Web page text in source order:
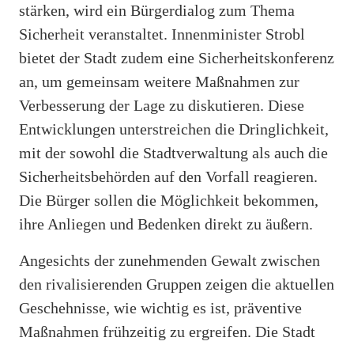
stärken, wird ein Bürgerdialog zum Thema
Sicherheit veranstaltet. Innenminister Strobl
bietet der Stadt zudem eine Sicherheitskonferenz
an, um gemeinsam weitere Maßnahmen zur
Verbesserung der Lage zu diskutieren. Diese
Entwicklungen unterstreichen die Dringlichkeit,
mit der sowohl die Stadtverwaltung als auch die
Sicherheitsbehörden auf den Vorfall reagieren.
Die Bürger sollen die Möglichkeit bekommen,
ihre Anliegen und Bedenken direkt zu äußern.
Angesichts der zunehmenden Gewalt zwischen
den rivalisierenden Gruppen zeigen die aktuellen
Geschehnisse, wie wichtig es ist, präventive
Maßnahmen frühzeitig zu ergreifen. Die Stadt